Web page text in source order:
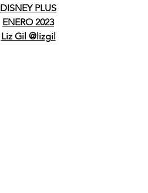
DISNEY PLUS
ENERO 2023
Liz Gil @lizgil